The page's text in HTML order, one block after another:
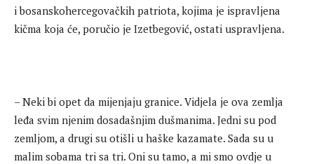
i bosanskohercegovačkih patriota, kojima je ispravljena
kičma koja će, poručio je Izetbegović, ostati uspravljena.
– Neki bi opet da mijenjaju granice. Vidjela je ova zemlja
leđa svim njenim dosadašnjim dušmanima. Jedni su pod
zemljom, a drugi su otišli u haške kazamate. Sada su u
malim sobama tri sa tri. Oni su tamo, a mi smo ovdje u